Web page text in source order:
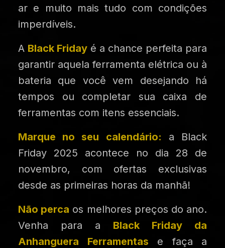
ar e muito mais tudo com condições
imperdíveis.
A Black Friday é a chance perfeita para
garantir aquela ferramenta elétrica ou à
bateria que você vem desejando há
tempos ou completar sua caixa de
ferramentas com itens essenciais.
Marque no seu calendário: a Black
Friday 2025 acontece no dia 28 de
novembro, com ofertas exclusivas
desde as primeiras horas da manhã!
Não perca os melhores preços do ano.
Venha para a Black Friday da
Anhanguera Ferramentas e faça a